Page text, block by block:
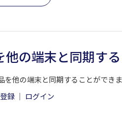
他の端末と同期する
を他の端末と同期することができ
録｜ ログイン